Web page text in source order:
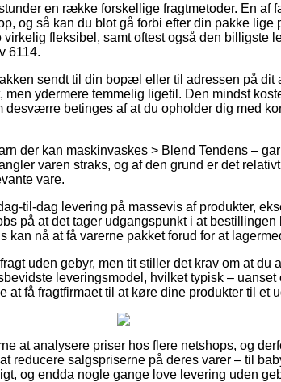
en række forskellige fragtmetoder. En af
og så kan du blot gå forbi efter din pakke
fleksibel, samt oftest også den billigste
6114.
sendt til din bopæl eller til adressen på dit
men ydermere temmelig ligetil. Den mindst
betinges af at du opholder dig med
der kan maskinvaskes > Blend Tendens –
varen straks, og af den grund er det
vare.
til-dag levering på massevis af produkter,
på at det tager udgangspunkt i at bestillingen
kan nå at få varerne pakket forud for at
uden gebyr, men tit stiller det krav om at du
leveringsmodel, hvilket typisk – uanset
at få fragtfirmaet til at køre dine produkter til et
at analysere priser hos flere netshops, og
reducere salgspriserne på deres varer – til
og endda nogle gange love levering uden